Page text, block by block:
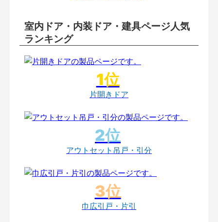
室内ドア・内装ドア・建具ページ人気
ランキング
片開きドア
アウトセット吊戸・引分
巾広引戸・片引